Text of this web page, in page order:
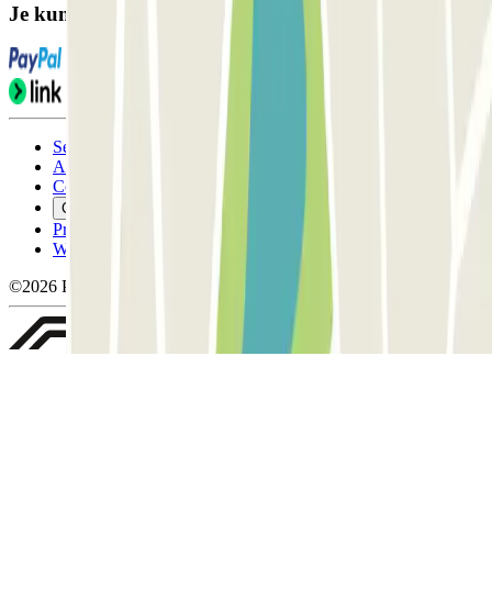
Je kunt deze betaalmethoden gebruiken:
Servicevoorwaarden
Annuleringsvoorwaarden
Cookiebeleid
Cookies beheren
Privacybeleid
Whistleblowing
©2026 Parclick. All rights reserved